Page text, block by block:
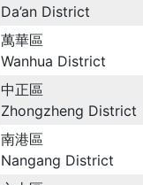
Da’an District
萬華區
Wanhua District
中正區
Zhongzheng District
南港區
Nangang District